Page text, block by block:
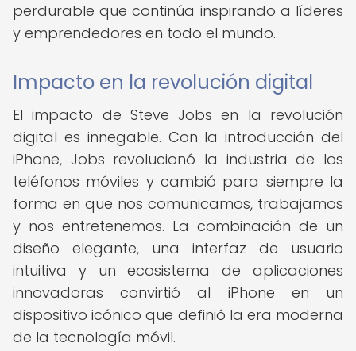
perdurable que continúa inspirando a líderes
y emprendedores en todo el mundo.
Impacto en la revolución digital
El impacto de Steve Jobs en la revolución
digital es innegable. Con la introducción del
iPhone, Jobs revolucionó la industria de los
teléfonos móviles y cambió para siempre la
forma en que nos comunicamos, trabajamos
y nos entretenemos. La combinación de un
diseño elegante, una interfaz de usuario
intuitiva y un ecosistema de aplicaciones
innovadoras convirtió al iPhone en un
dispositivo icónico que definió la era moderna
de la tecnología móvil.